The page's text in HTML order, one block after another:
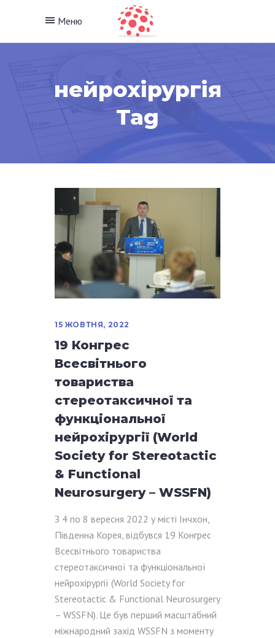
Меню
нейрохірургія
Tag
15 ЖОВТНЯ, 2022
19 Конгрес
Всесвітнього
товариства
стереотаксичної та
функціональної
нейрохірургії (World
Society for Stereotactic
& Functional
Neurosurgery – WSSFN)
З 4 по 8 вересня 2022 у місті Інчхон,
Південна Корея, відбувся 19 Конгрес
Всесвітнього товариства
стереотаксичної та функціональної
нейрохірургії (World Society for
Stereotactic & Functional Neurosurgery
– WSSFN). Це був перший масштабний
міжнародний захід WSSFN з моменту